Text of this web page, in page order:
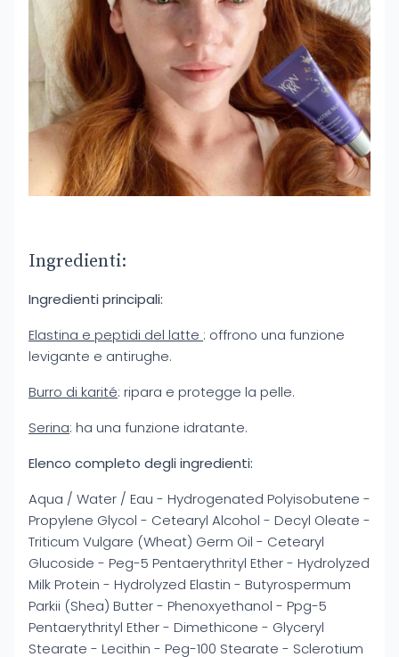
Ingredienti:
Ingredienti principali:
Elastina e peptidi del latte : offrono una funzione
levigante e antirughe.
Burro di karité: ripara e protegge la pelle.
Serina: ha una funzione idratante.
Elenco completo degli ingredienti:
Aqua / Water / Eau - Hydrogenated Polyisobutene -
Propylene Glycol - Cetearyl Alcohol - Decyl Oleate -
Triticum Vulgare (Wheat) Germ Oil - Cetearyl
Glucoside - Peg-5 Pentaerythrityl Ether - Hydrolyzed
Milk Protein - Hydrolyzed Elastin - Butyrospermum
Parkii (Shea) Butter - Phenoxyethanol - Ppg-5
Pentaerythrityl Ether - Dimethicone - Glyceryl
Stearate - Lecithin - Peg-100 Stearate - Sclerotium